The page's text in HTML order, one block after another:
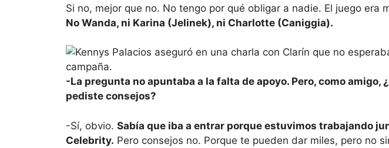
Si no, mejor que no. No tengo por qué obligar a nadie. El juego era
No Wanda, ni Karina (Jelinek), ni Charlotte (Caniggia).
-La pregunta no apuntaba a la falta de apoyo. Pero, como amigo,
pediste consejos?
-Sí, obvio. Sabía que iba a entrar porque estuvimos trabajando
Celebrity. Pero consejos no. Porque te pueden dar miles, pero no